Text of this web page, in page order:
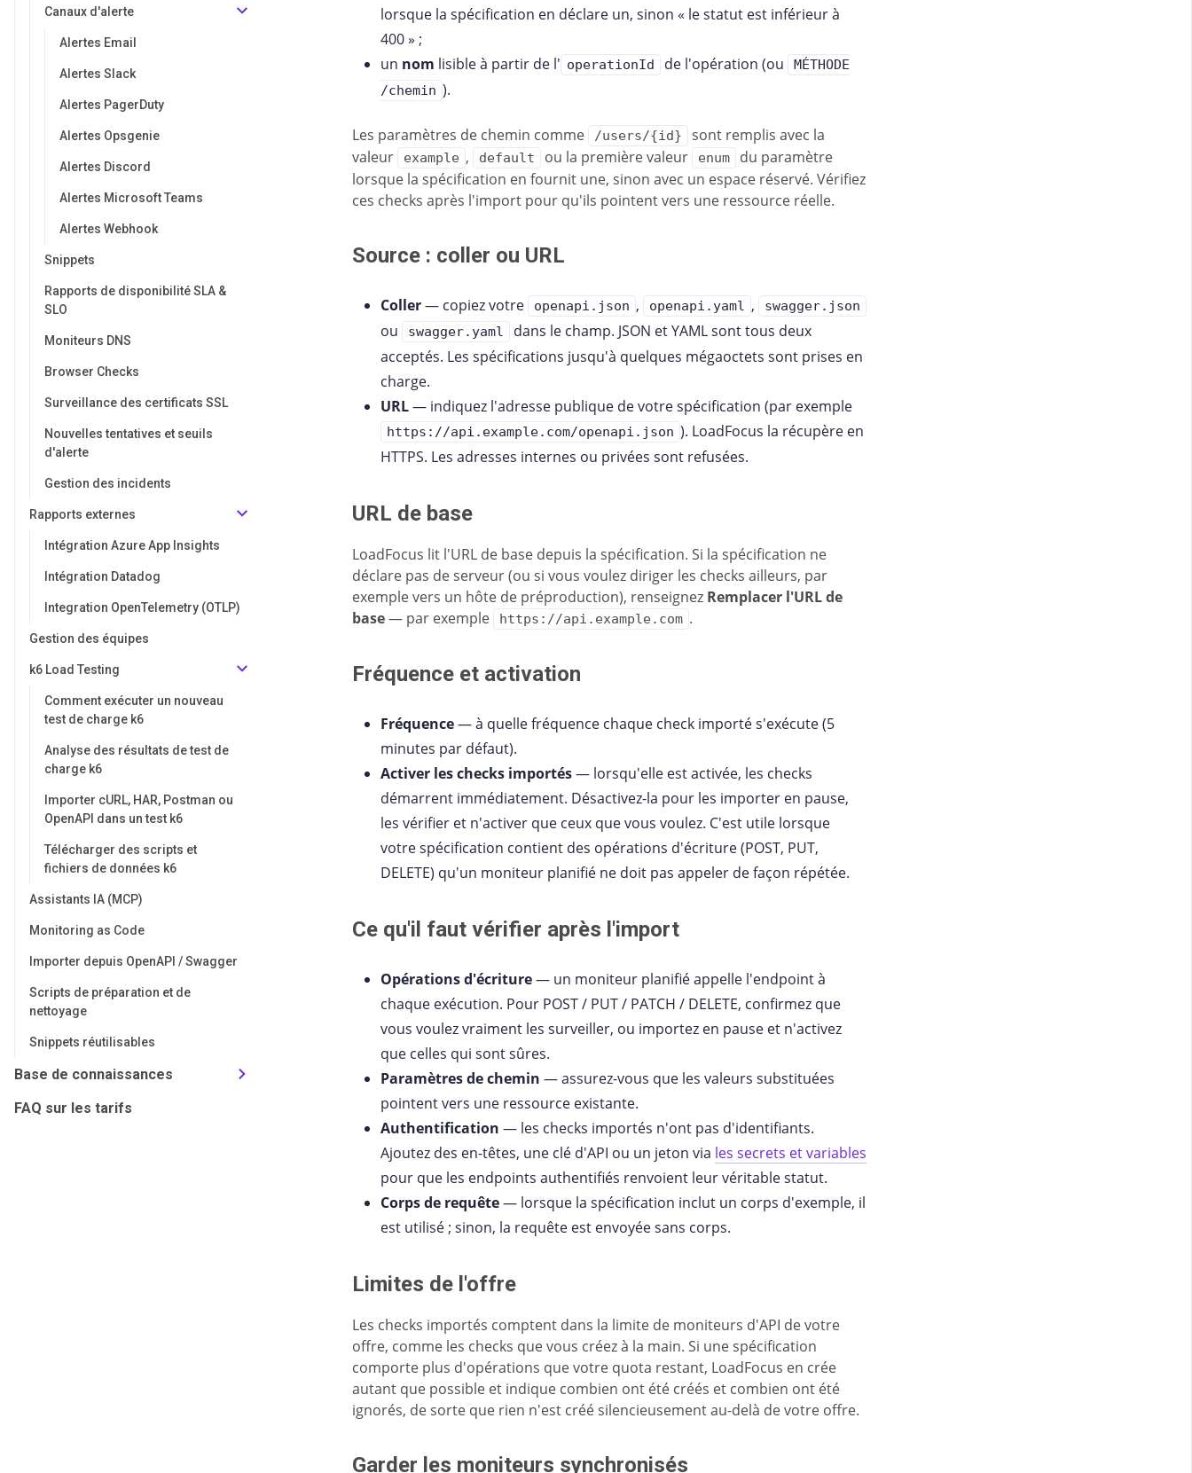
Canaux d'alerte
Alertes Email
Alertes Slack
Alertes PagerDuty
Alertes Opsgenie
Alertes Discord
Alertes Microsoft Teams
Alertes Webhook
Snippets
Rapports de disponibilité SLA &
SLO
Moniteurs DNS
Browser Checks
Surveillance des certificats SSL
Nouvelles tentatives et seuils
d'alerte
Gestion des incidents
Rapports externes
Intégration Azure App Insights
Intégration Datadog
Integration OpenTelemetry (OTLP)
Gestion des équipes
k6 Load Testing
Comment exécuter un nouveau
test de charge k6
Analyse des résultats de test de
charge k6
Importer cURL, HAR, Postman ou
OpenAPI dans un test k6
Télécharger des scripts et
fichiers de données k6
Assistants IA (MCP)
Monitoring as Code
Importer depuis OpenAPI / Swagger
Scripts de préparation et de
nettoyage
Snippets réutilisables
Base de connaissances
FAQ sur les tarifs
lorsque la spécification en déclare un, sinon « le statut est inférieur à
400 » ;
un nom lisible à partir de l' operationId de l'opération (ou
MÉTHODE
/chemin ).
Les paramètres de chemin comme /users/{id}
sont remplis avec la
valeur
example , default ou la première valeur enum
du paramètre
lorsque la spécification en fournit une, sinon avec un espace réservé. Vérifiez
ces checks après l'import pour qu'ils pointent vers une ressource réelle.
Source : coller ou URL
Coller— copiez votre openapi.json , openapi.yaml , swagger.json
ou swagger.yaml
dans le champ. JSON et YAML sont tous deux
acceptés. Les spécifications jusqu'à quelques mégaoctets sont prises en
charge.
URL— indiquez l'adresse publique de votre spécification (par exemple
https://api.example.com/openapi.json ). LoadFocus la récupère en
HTTPS. Les adresses internes ou privées sont refusées.
URL de base
LoadFocus lit l'URL de base depuis la spécification. Si la spécification ne
déclare pas de serveur (ou si vous voulez diriger les checks ailleurs, par
exemple vers un hôte de préproduction), renseignez Remplacer l'URL de
base— par exemple https://api.example.com .
Fréquence et activation
Fréquence— à quelle fréquence chaque check importé s'exécute (5
minutes par défaut).
Activer les checks importés— lorsqu'elle est activée, les checks
démarrent immédiatement. Désactivez-la pour les importer en pause,
les vérifier et n'activer que ceux que vous voulez. C'est utile lorsque
votre spécification contient des opérations d'écriture (POST, PUT,
DELETE) qu'un moniteur planifié ne doit pas appeler de façon répétée.
Ce qu'il faut vérifier après l'import
Opérations d'écriture— un moniteur planifié appelle l'endpoint à
chaque exécution. Pour POST / PUT / PATCH / DELETE, confirmez que
vous voulez vraiment les surveiller, ou importez en pause et n'activez
que celles qui sont sûres.
Paramètres de chemin — assurez-vous que les valeurs substituées
pointent vers une ressource existante.
Authentification — les checks importés n'ont pas d'identifiants.
Ajoutez des en-têtes, une clé d'API ou un jeton via les secrets et variables
pour que les endpoints authentifiés renvoient leur véritable statut.
Corps de requête— lorsque la spécification inclut un corps d'exemple, il
est utilisé ; sinon, la requête est envoyée sans corps.
Limites de l'offre
Les checks importés comptent dans la limite de moniteurs d'API de votre
offre, comme les checks que vous créez à la main. Si une spécification
comporte plus d'opérations que votre quota restant, LoadFocus en crée
autant que possible et indique combien ont été créés et combien ont été
ignorés, de sorte que rien n'est créé silencieusement au-delà de votre offre.
Garder les moniteurs synchronisés